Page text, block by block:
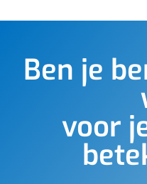
Ben je
voor